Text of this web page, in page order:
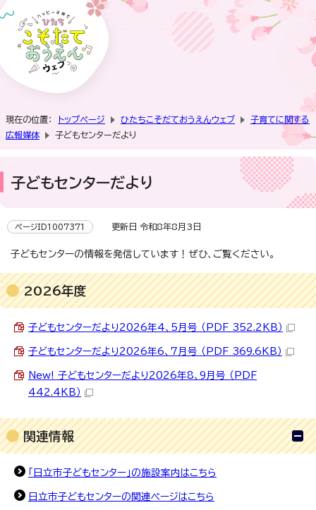
現在の位置： トップページ ひたちこそだておうえんウェブ
子育てに関する
広報媒体
子どもセンターだより
子どもセンターだより
ページID1007371 更新日 令和8年8月3日
子どもセンターの情報を発信しています！ぜひ、ご覧ください。
2026年度
子どもセンターだより2026年4、5月号 （PDF 352.2KB）
子どもセンターだより2026年6、7月号 （PDF 369.6KB）
New! 子どもセンターだより2026年8、9月号 （PDF
442.4KB）
関連情報
「日立市子どもセンター」の施設案内はこちら
日立市子どもセンターの関連ページはこちら